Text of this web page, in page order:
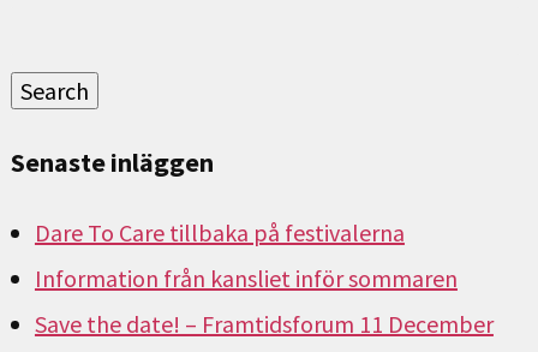
Search
Senaste inläggen
Dare To Care tillbaka på festivalerna
Information från kansliet inför sommaren
Save the date! – Framtidsforum 11 December